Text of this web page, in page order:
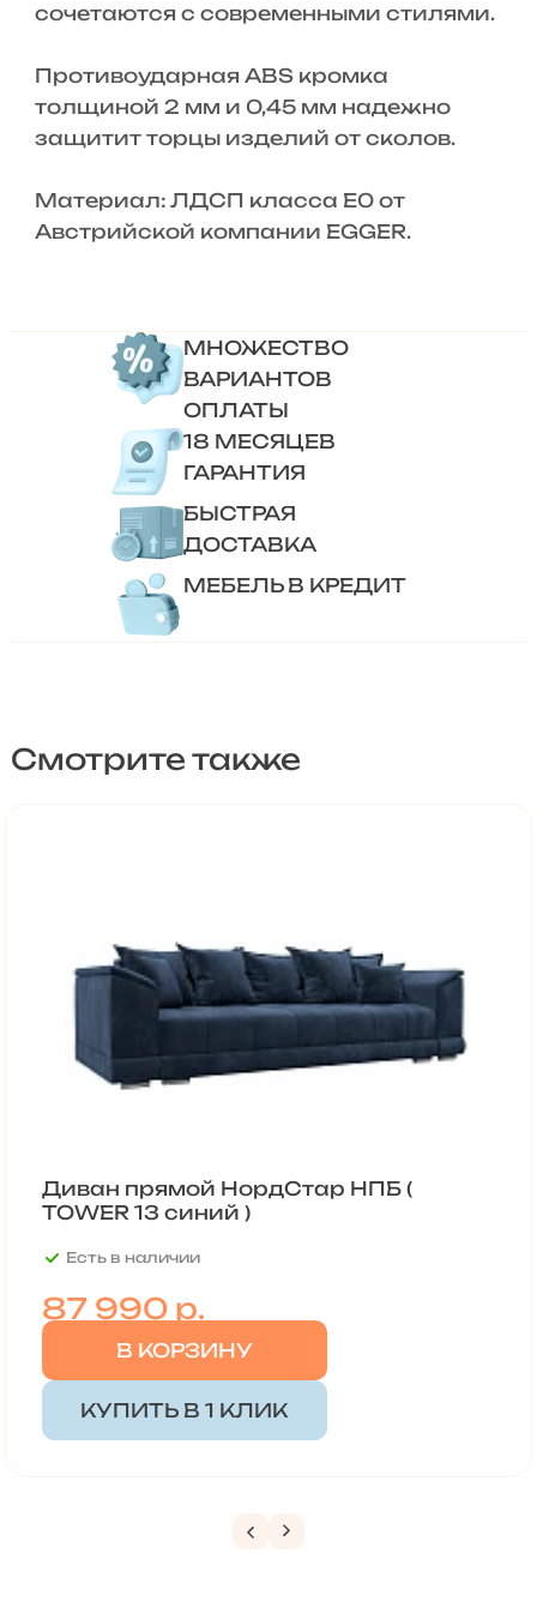
сочетаются с современными стилями.
Противоударная ABS кромка
толщиной 2 мм и 0,45 мм надежно
защитит торцы изделий от сколов.
Материал: ЛДСП класса Е0 от
Австрийской компании EGGER.
МНОЖЕСТВО
ВАРИАНТОВ
ОПЛАТЫ
18 МЕСЯЦЕВ
ГАРАНТИЯ
БЫСТРАЯ
ДОСТАВКА
МЕБЕЛЬ В КРЕДИТ
Смотрите также
Диван прямой НордСтар НПБ (
TOWER 13 синий )
Есть в наличии
87 990р.
В КОРЗИНУ
КУПИТЬ В 1 КЛИК